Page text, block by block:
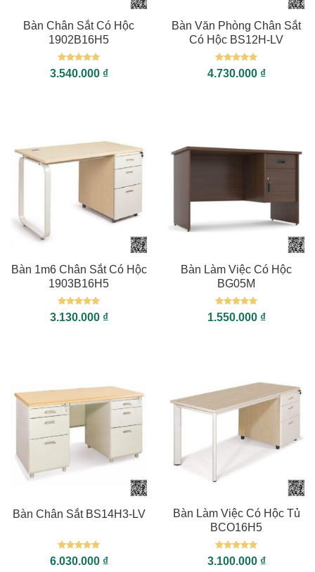
Bàn Chân Sắt Có Hộc
1902B16H5
Được xếp
hạng55
3.540.000 ₫
Bàn Văn Phòng Chân Sắt
Có Hộc BS12H-LV
Được xếp
hạng55
4.730.000 ₫
Bàn 1m6 Chân Sắt Có Hộc
1903B16H5
Được xếp
hạng55
3.130.000 ₫
Bàn Làm Việc Có Hộc
BG05M
Được xếp
hạng55
1.550.000 ₫
Bàn Chân Sắt BS14H3-LV
Được xếp
hạng55
6.030.000 ₫
Bàn Làm Việc Có Hộc Tủ
BCO16H5
Được xếp
hạng55
3.100.000 ₫